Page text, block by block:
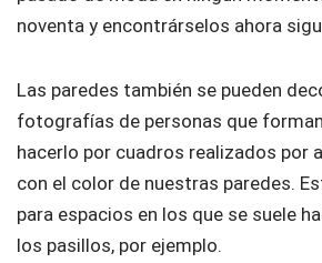
noventa y encontrárselos ahora
Las paredes también se pueden
fotografías de personas que
hacerlo por cuadros realizados por
con el color de nuestras paredes.
para espacios en los que se suele
los pasillos, por ejemplo.